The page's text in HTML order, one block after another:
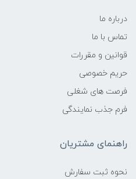
درباره ما
تماس با ما
قوانین و مقررات
حریم خصوصی
فرصت های شغلی
فرم جذب نمایندگی
راهنمای مشتریان
نحوه ثبت سفارش